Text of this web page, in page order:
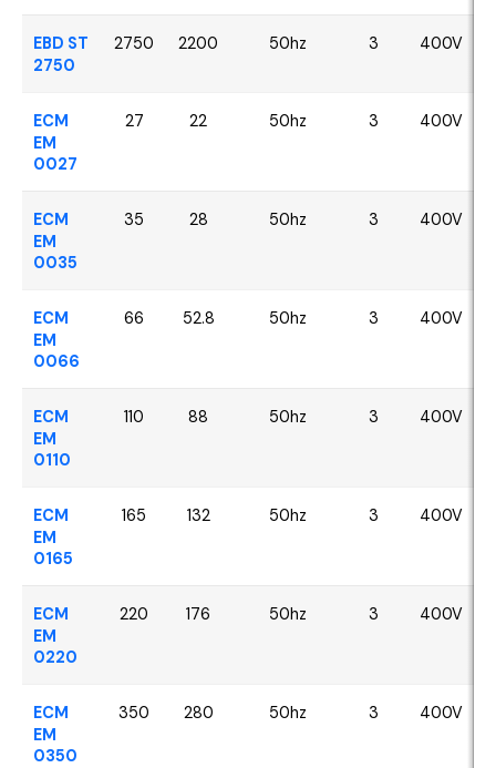
EBD ST
2750
2750 2200 50hz 3 400V
ECM
EM
0027
27 22 50hz 3 400V
ECM
EM
0035
35 28 50hz 3 400V
ECM
EM
0066
66 52.8 50hz 3 400V
ECM
EM
0110
110 88 50hz 3 400V
ECM
EM
0165
165 132 50hz 3 400V
ECM
EM
0220
220 176 50hz 3 400V
ECM
EM
0350
350 280 50hz 3 400V